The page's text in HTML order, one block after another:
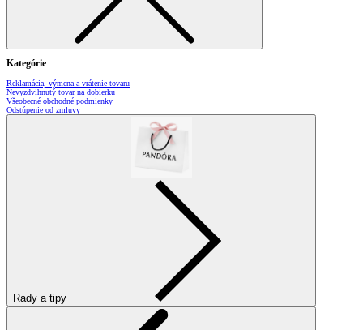
Kategórie
Reklamácia, výmena a vrátenie tovaru
Nevyzdvihnutý tovar na dobierku
Všeobecné obchodné podmienky
Odstúpenie od zmluvy
Rady a tipy